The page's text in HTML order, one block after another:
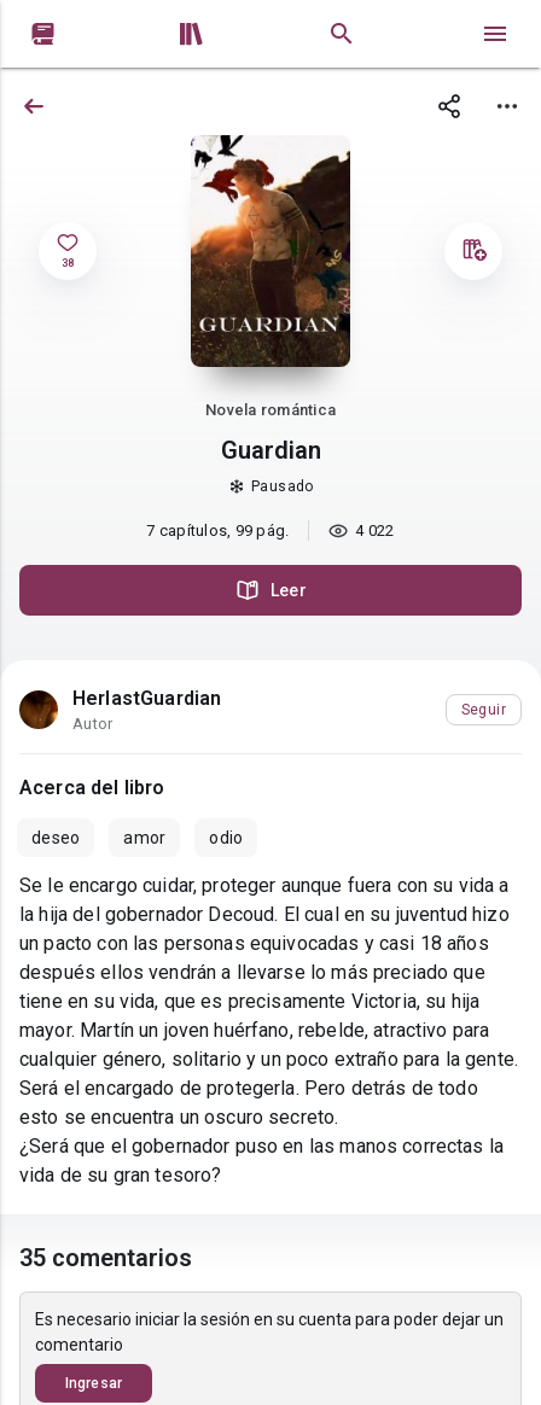
 
38
Novela romántica
Guardian
Pausado
7 capítulos, 99 pág. 4 022
Leer
HerlastGuardian
Autor
Seguir
Acerca del libro
deseo amor odio
Se le encargo cuidar, proteger aunque fuera con su vida a
la hija del gobernador Decoud. El cual en su juventud hizo
un pacto con las personas equivocadas y casi 18 años
después ellos vendrán a llevarse lo más preciado que
tiene en su vida, que es precisamente Victoria, su hija
mayor. Martín un joven huérfano, rebelde, atractivo para
cualquier género, solitario y un poco extraño para la gente.
Será el encargado de protegerla. Pero detrás de todo
esto se encuentra un oscuro secreto.
¿Será que el gobernador puso en las manos correctas la
vida de su gran tesoro?
35 comentarios
Es necesario iniciar la sesión en su cuenta para poder dejar un
comentario
Ingresar